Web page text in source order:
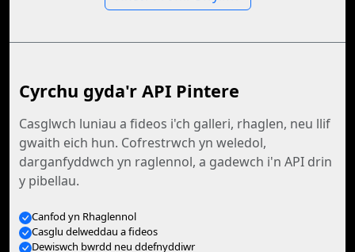
Cyrchu gyda'r API Pintere
Casglwch luniau a fideos i'ch galleri, rhaglen, neu llif
gwaith eich hun. Cofrestrwch yn weledol,
darganfyddwch yn raglennol, a gadewch i'n API drin
y pibellau.
Canfod yn Rhaglennol
Casglu delweddau a fideos
Dewiswch bwrdd neu ddefnyddiwr